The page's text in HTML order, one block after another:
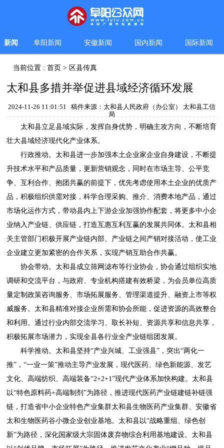
新闻 阜阳新闻 安徽新闻 国内新闻 国际新闻
当前位置 :首页 > 区县传真
太和县多措并举促进县域经济循环发展
2024-11-26 11:01:51 稿件来源：太和县人民政府（办公室） 太和县工信
局
太和县立足县域实际，发挥自身优势，明确主攻方向，不断培育
壮大县域经济现代化产业体系。
行政推动。太和县进一步加强本土企业家企业自身建设，不断提
升技术水平和产品质量，更新营销观念，同时在市场主导、公平竞
争、互利合作、抱团共赢的前提下，优先考虑使用本土企业的优质产
品，积极组织供需对接，科学合理采购、推介、消费本地产品，通过
市场化运作方式，带动县内上下游企业加强协作配套，将更多中小企
业纳入产业链、供应链，打造互惠互利互赢的发展共同体。太和县相
关主管部门积极开展产业链内部、产业链之间产销对接活动，使工业
企业建立更加紧密的合作关系，实现产销互助合作共赢。
协会带动。太和县成立筛网滤布等行业协会，协会通过组织实地
调研和交流平台，‌与政府、专业机构搭建有效桥梁，为会员单位高质
量定制政策咨询服务、市场拓展服务、管理渠道提升、融资上市等权
威服务。‌太和县精准对接企业所需和协会所能，‌促进资源的高效整合
和利用。通过行业内部交流学习、取长补短、资源共享和信息共享，
积极拓展市场潜力，实现全县各行业全产业链组团发展。
科学推动。太和县坚持“产业兴城、工业强县”，突出“两化一
推”，“一业一策”推动主导产业发展，现代医药、绿色新能源、发艺
文化、高端纺织、高端装备“2+2+1”现代产业体系加快构建。太和县
以“特色原料药+高端制剂”为路径，推进现代医药产业链建链补链强
链，打造省中小企业特色产业集群太和县生物医药产业集群、安徽省
太和生物医药谷小微企业创业基地。太和县以“战略重组、绿色创
新”为路径，深化国家级大宗固体废弃物综合利用基地建设。太和县